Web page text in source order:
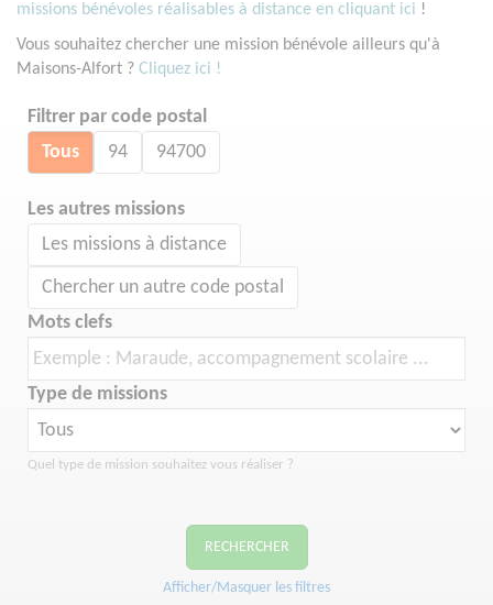
missions bénévoles réalisables à distance en cliquant ici !
Vous souhaitez chercher une mission bénévole ailleurs qu'à
Maisons-Alfort ? Cliquez ici !
Filtrer par code postal
Tous 94 94700
Les autres missions
Les missions à distance
Chercher un autre code postal
Mots clefs
Type de missions
Quel type de mission souhaitez vous réaliser ?
RECHERCHER
Afficher/Masquer les filtres